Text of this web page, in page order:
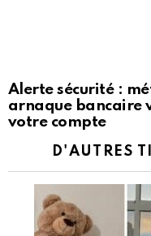
Alerte sécurité :
arnaque bancaire
votre compte
D'AUTRES